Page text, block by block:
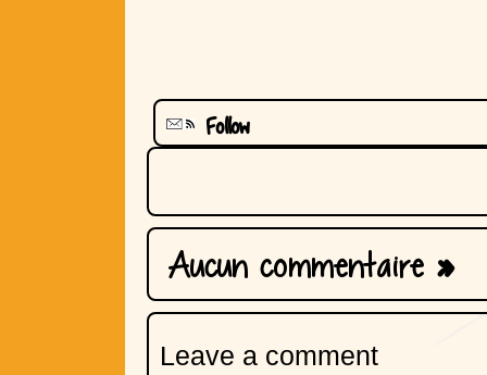
Follow
Aucun commentaire »
Leave a comment